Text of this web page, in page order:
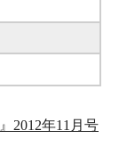
2012年11月号